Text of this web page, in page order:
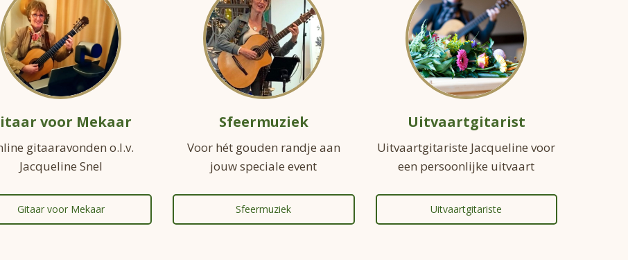
voor Mekaar
gitaaravonden o.l.v.
Jacqueline Snel
Gitaar voor Mekaar
Sfeermuziek
Voor hét gouden randje aan
jouw speciale event
Sfeermuziek
Uitvaartgitarist
Uitvaartgitariste Jacqueline voor
een persoonlijke uitvaart
Uitvaartgitariste